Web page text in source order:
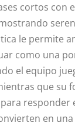
cortos con
le permite
como una
el equipo
que su
responder
en